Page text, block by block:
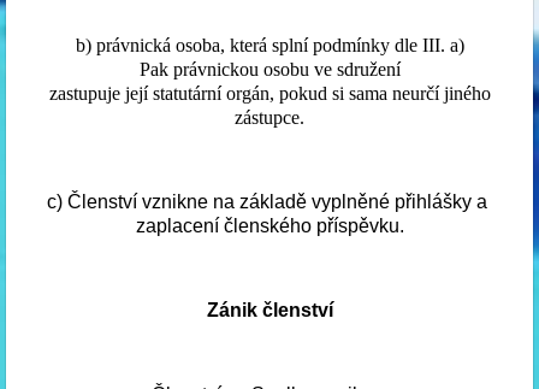
b) právnická osoba, která splní podmínky dle III. a)
Pak právnickou osobu ve sdružení
zastupuje její statutární orgán, pokud si sama neurčí jiného
zástupce.
c) Členství vznikne na základě vyplněné přihlášky a
zaplacení členského příspěvku.
Zánik členství